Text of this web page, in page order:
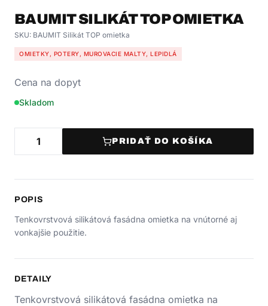
BAUMIT SILIKÁT TOP OMIETKA
SKU: BAUMIT Silikát TOP omietka
OMIETKY, POTERY, MUROVACIE MALTY, LEPIDLÁ
Cena na dopyt
Skladom
PRIDAŤ DO KOŠÍKA
POPIS
Tenkovrstvová silikátová fasádna omietka na vnútorné aj
vonkajšie použitie.
DETAILY
Tenkovrstvová silikátová fasádna omietka na